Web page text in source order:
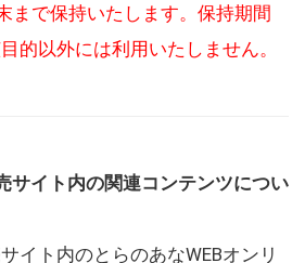
まで保持いたします。保持期間
的以外には利用いたしません。
サイト内の関連コンテンツについ
イト内のとらのあなWEBオンリ